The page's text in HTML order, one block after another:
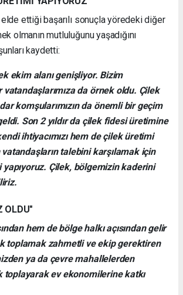
ettiği başarılı sonuçla yöredeki diğer
olmanın mutluluğunu yaşadığını
kaydetti:
ekim alanı genişliyor. Bizim
da örnek oldu. Çilek
komşularımızın da önemli bir geçim
Son 2 yıldır da çilek fidesi üretimine
ihtiyacımızı hem de çilek üretimi
talebini karşılamak için
Çilek, bölgemizin kaderini
OLDU"
hem de bölge halkı açısından gelir
toplamak zahmetli ve ekip gerektiren
ya da çevre mahallelerden
toplayarak ev ekonomilerine katkı